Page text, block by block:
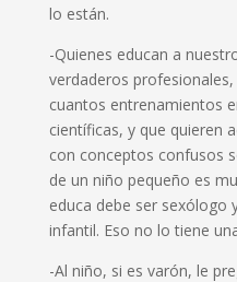
lo están.
-Quienes educan a
verdaderos
cuantos entrenamientos
científicas, y que quieren
con conceptos confusos
de un niño pequeño es
educa debe ser sexólogo
infantil. Eso no lo tiene
-Al niño, si es varón, le